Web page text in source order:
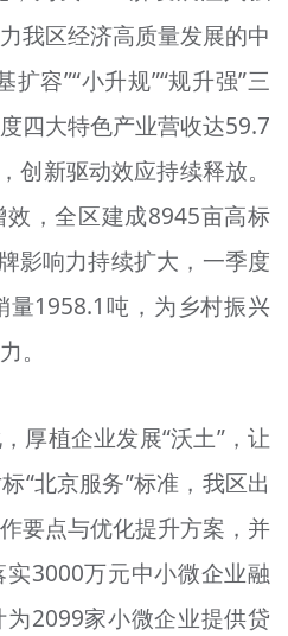
我区经济高质量发展的中
容”“小升规”“规升强”三
四大特色产业营收达59.7
创新驱动效应持续释放。
，全区建成8945亩高标
影响力持续扩大，一季度
1958.1吨，为乡村振兴
。
厚植企业发展“沃土”，让
“北京服务”标准，我区出
要点与优化提升方案，并
3000万元中小微企业融
2099家小微企业提供贷